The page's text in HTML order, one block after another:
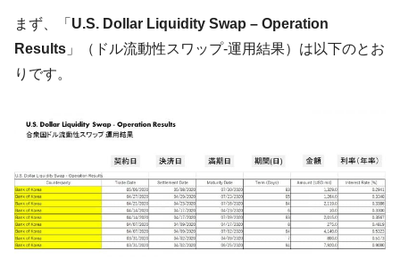
に韓国がいっちょがみしたのでは。
『Money1』
韓国政府『BYD』車への補助金を全廃 ⇒ 実
は韓国で『BYD』車は売れている。6カ月で対前年同期比
『Money1』
在韓米国大使スティールが着韓！⇒ さっそ
ドを掲げる「在韓反米勢力」
『Money1』
韓国政府「2035年までに18.4GW規模のAIデ
ータセンター整備」⇒ だから無理だってば。
『Money1』
JPモルガン「韓国レバレッジETFの清算は
まず、「 U.S. Dollar Liquidity Swap – Operation
Results 」（ドル流動性スワップ-運用結果）は以下のとお
りです。